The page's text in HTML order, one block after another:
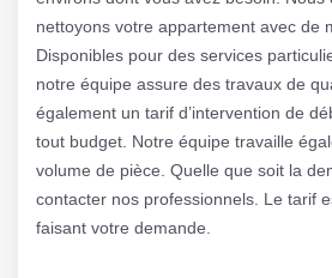
nettoyons votre appartement avec de
Disponibles pour des services
notre équipe assure des travaux de
également un tarif d’intervention de
tout budget. Notre équipe travaille
volume de pièce. Quelle que soit la
contacter nos professionnels. Le tarif
faisant votre demande.